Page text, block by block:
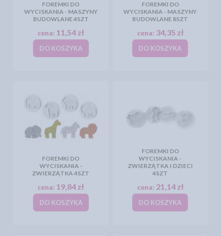
FOREMKI DO
WYCISKANIA - MASZYNY
BUDOWLANE 4SZT
cena: 11,54 zł
DO KOSZYKA
FOREMKI DO
WYCISKANIA - MASZYNY
BUDOWLANE 8SZT
cena: 34,35 zł
DO KOSZYKA
FOREMKI DO
WYCISKANIA -
ZWIERZĄTKA 4SZT
cena: 19,84 zł
DO KOSZYKA
FOREMKI DO
WYCISKANIA -
ZWIERZĄTKA I DZIECI
4SZT
cena: 21,14 zł
DO KOSZYKA